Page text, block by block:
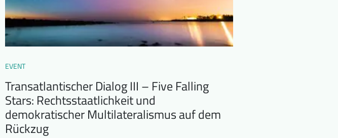
EVENT
Transatlantischer Dialog III – Five Falling
Stars: Rechtsstaatlichkeit und
demokratischer Multilateralismus auf dem
Rückzug